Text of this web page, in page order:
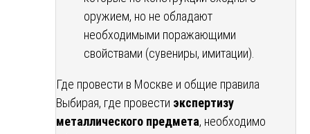
оружием, но не обладают
необходимыми поражающими
свойствами (сувениры, имитации).
Где провести в Москве и общие правила
Выбирая, где провести экспертизу
металлического предмета, необходимо